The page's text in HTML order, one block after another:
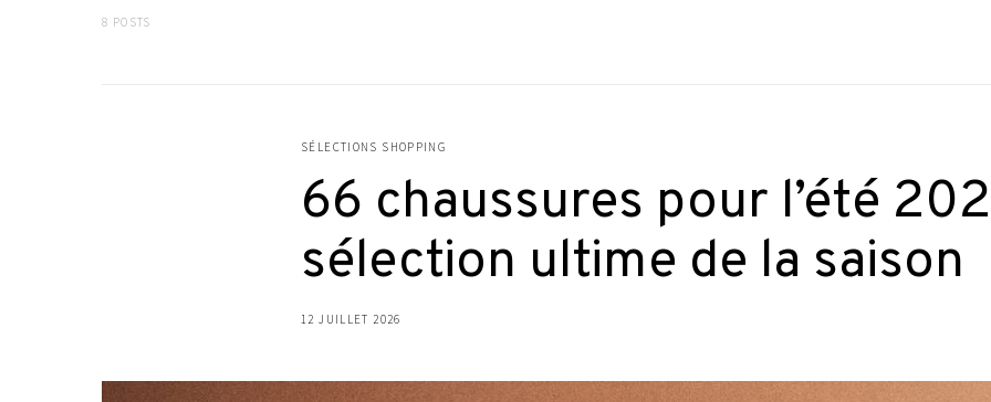
8 POSTS
SÉLECTIONS SHOPPING
66 chaussures pour l’été
sélection ultime de la saison
12 JUILLET 2026